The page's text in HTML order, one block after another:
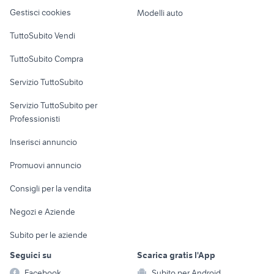
Informatica
Console e
Fotografia
Telefonia
Biciclette
Gestisci cookies
TuttoSubito Vendi
TuttoSubito Compra
Servizio TuttoSubito
Servizio TuttoSubito per
Professionisti
Inserisci annuncio
Promuovi annuncio
Consigli per la vendita
Negozi e Aziende
Subito per le aziende
Modelli auto
Seguici su
Scarica gratis l'App